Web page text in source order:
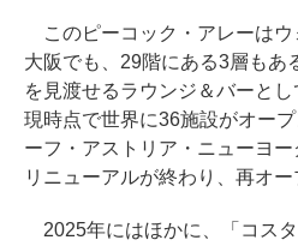
このピーコック・アレーはウ
大阪でも、29階にある3層もあ
を見渡せるラウンジ＆バーとし
現時点で世界に36施設がオー
ーフ・アストリア・ニューヨ
リニューアルが終わり、再オー
2025年にはほかに、「コスタ